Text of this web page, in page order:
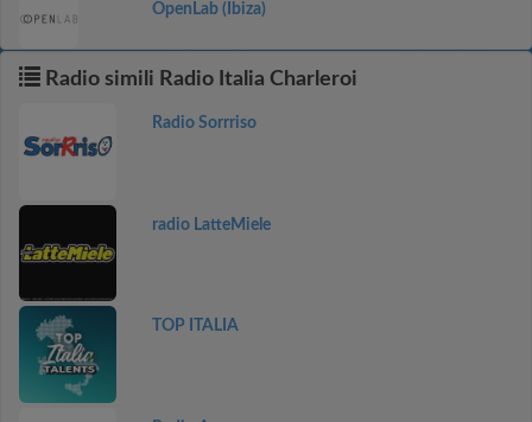
OpenLab (Ibiza)
Radio simili Radio Italia Charleroi
Radio Sorrriso
radio LatteMiele
TOP ITALIA